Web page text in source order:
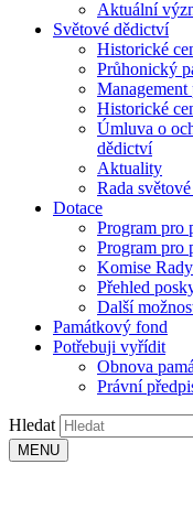
Aktuální
Světové dědictví
Historické
Průhonický
Management
Historické
Úmluva o
dědictví
Aktuality
Rada
Dotace
Program pro
Program pro
Komise
Přehled
Další
Památkový fond
Potřebuji vyřídit
Obnova
Právní
Hledat
MENU